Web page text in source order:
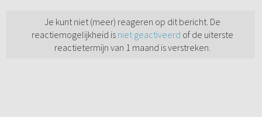
Je kunt niet (meer) reageren op dit bericht. De
reactiemogelijkheid is niet geactiveerd of de uiterste
reactietermijn van 1 maand is verstreken.